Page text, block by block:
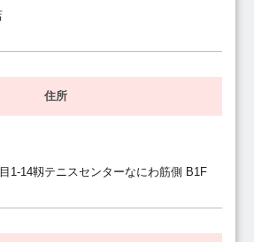
住所
1-14靱テニスセンターなにわ筋側 B1F